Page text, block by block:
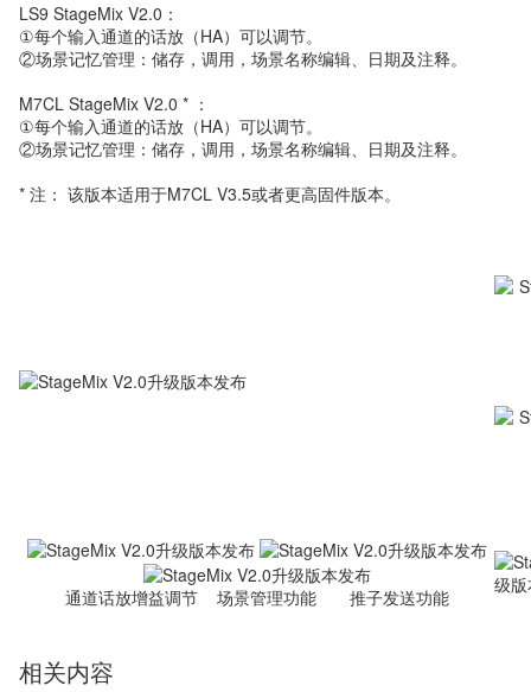
LS9 StageMix V2.0：
①每个输入通道的话放（HA）可以调节。
②场景记忆管理：储存，调用，场景名称编辑、日期及注释。
M7CL StageMix V2.0 * ：
①每个输入通道的话放（HA）可以调节。
②场景记忆管理：储存，调用，场景名称编辑、日期及注释。
* 注： 该版本适用于M7CL V3.5或者更高固件版本。
通道话放增益调节 场景管理功能 推子发送功能
相关内容